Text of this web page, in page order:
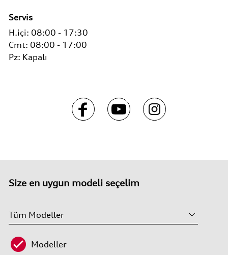
Servis
H.içi: 08:00 - 17:30
Cmt: 08:00 - 17:00
Pz: Kapalı
Size en uygun modeli seçelim
Modeller